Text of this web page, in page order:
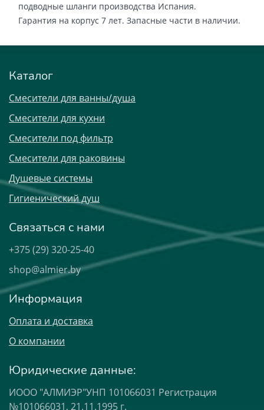
подводные шланги производства Испания.
Гарантия на корпус 7 лет. Запасные части в наличии.
Каталог
Смесители для ванны/душа
Смесители для кухни
Смесители под фильтр
Смесители для раковины
Душевые системы
Гигиенический душ
Связаться с нами
+375 (29) 320-25-40
shop@almier.by
Информация
Оплата и доставка
О компании
Юридические данные:
ИООО "АЛМИЭР"УНП 101066031 Регистрация
№101066031, 21.11.1995 г.